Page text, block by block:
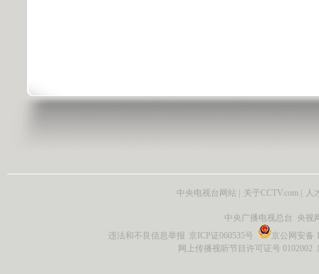
中央电视台网站 关于CCTV.com 人
中央广播电视总台 央视
违法和不良信息举报 京ICP证060535号
京公网安备
网上传播视听节目许可证号 0102002